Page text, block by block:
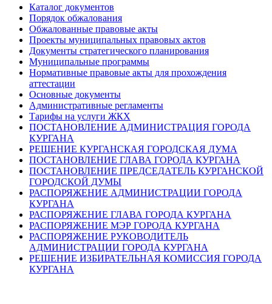
Каталог документов
Порядок обжалования
Обжалованные правовые акты
Проекты муниципальных правовых актов
Документы стратегического планирования
Муниципальные программы
Нормативные правовые акты для прохождения
аттестации
Основные документы
Административные регламенты
Тарифы на услуги ЖКХ
ПОСТАНОВЛЕНИЕ АДМИНИСТРАЦИЯ ГОРОДА
КУРГАНА
РЕШЕНИЕ КУРГАНСКАЯ ГОРОДСКАЯ ДУМА
ПОСТАНОВЛЕНИЕ ГЛАВА ГОРОДА КУРГАНА
ПОСТАНОВЛЕНИЕ ПРЕДСЕДАТЕЛЬ КУРГАНСКОЙ
ГОРОДСКОЙ ДУМЫ
РАСПОРЯЖЕНИЕ АДМИНИСТРАЦИИ ГОРОДА
КУРГАНА
РАСПОРЯЖЕНИЕ ГЛАВА ГОРОДА КУРГАНА
РАСПОРЯЖЕНИЕ МЭР ГОРОДА КУРГАНА
РАСПОРЯЖЕНИЕ РУКОВОДИТЕЛЬ
АДМИНИСТРАЦИИ ГОРОДА КУРГАНА
РЕШЕНИЕ ИЗБИРАТЕЛЬНАЯ КОМИССИЯ ГОРОДА
КУРГАНА